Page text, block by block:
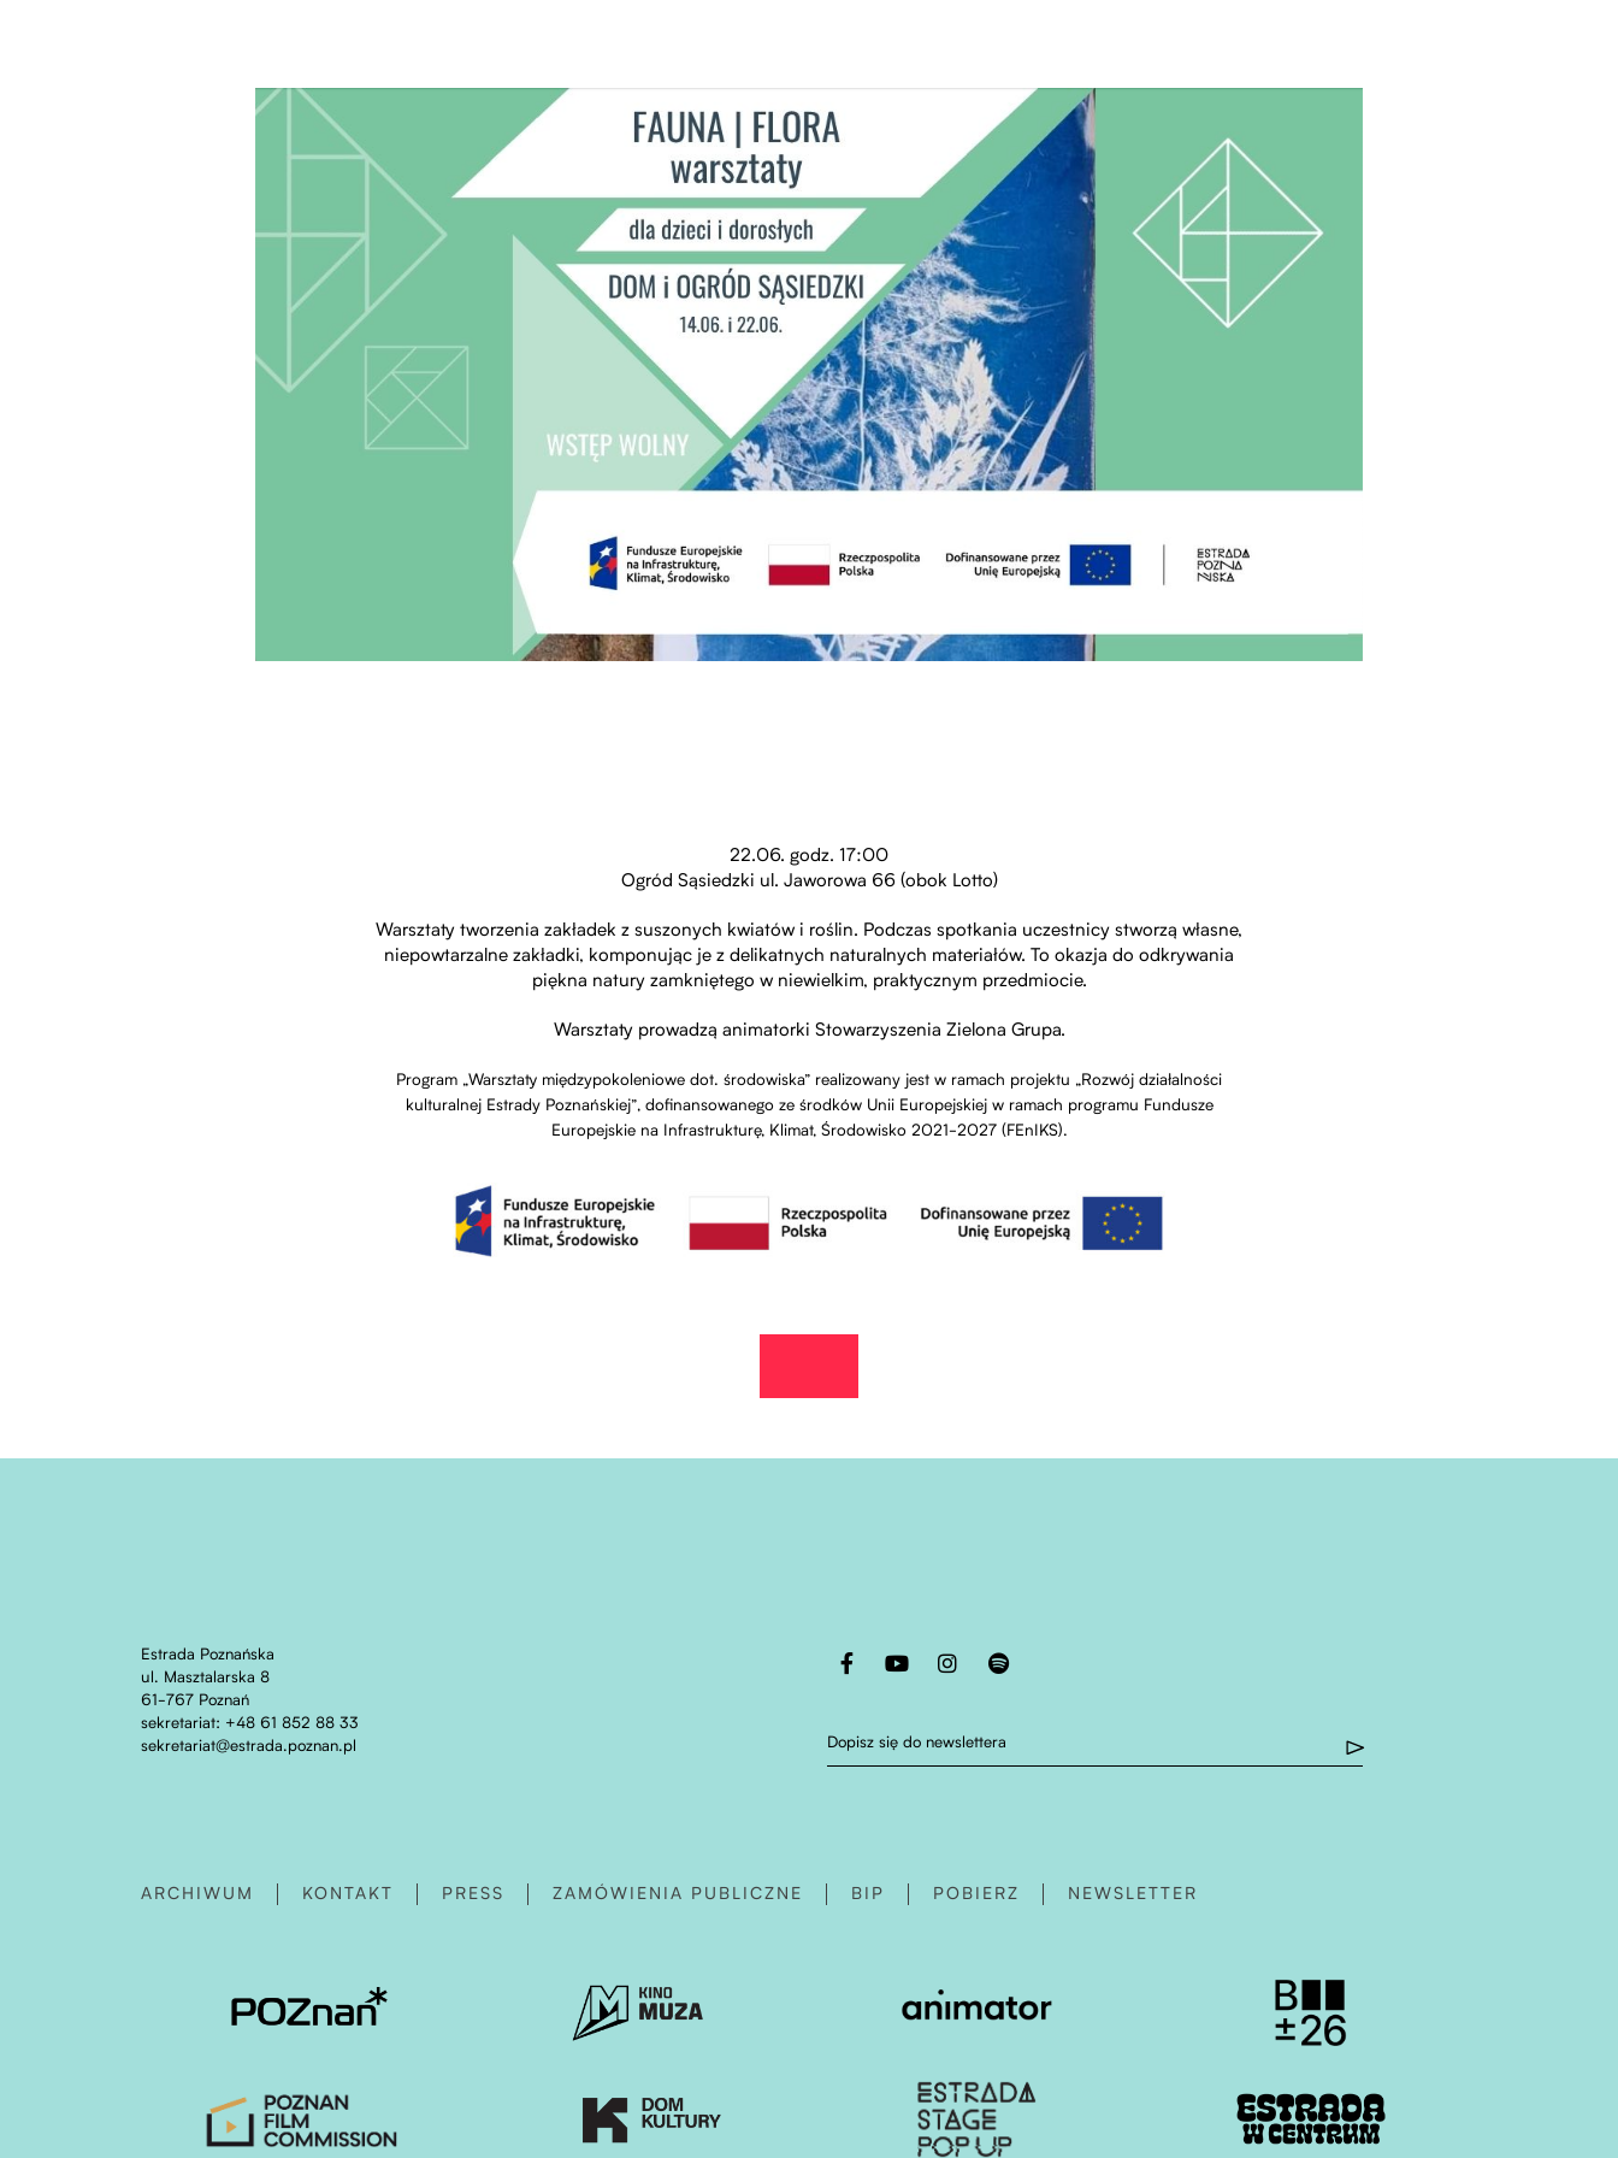
22.06. godz. 17:00
Ogród Sąsiedzki ul. Jaworowa 66 (obok Lotto)
Warsztaty tworzenia zakładek z suszonych kwiatów i roślin. Podczas spotkania uczestnicy stworzą własne,
niepowtarzalne zakładki, komponując je z delikatnych naturalnych materiałów. To okazja do odkrywania
piękna natury zamkniętego w niewielkim, praktycznym przedmiocie.
Warsztaty prowadzą animatorki Stowarzyszenia Zielona Grupa.
Program „Warsztaty międzypokoleniowe dot. środowiska” realizowany jest w ramach projektu „Rozwój działalności
kulturalnej Estrady Poznańskiej”, dofinansowanego ze środków Unii Europejskiej w ramach programu Fundusze
Europejskie na Infrastrukturę, Klimat, Środowisko 2021-2027 (FEnIKS).
Estrada Poznańska
ul. Masztalarska 8
61-767 Poznań
sekretariat: +48 61 852 88 33
sekretariat@estrada.poznan.pl
Otwiera stronę w nowej karcie
Otwiera stronę w nowej karcie
Otwiera stronę w nowej karcie
Otwiera stronę w nowej karcie
Dopisz się do newslettera
ARCHIWUM KONTAKT PRESS ZAMÓWIENIA PUBLICZNE BIP OTWIERA STRONĘ W NOWEJ KARCIE
POBIERZ NEWSLETTER
Otwiera stronę w nowej karcie Otwiera stronę w nowej karcie Otwiera stronę w nowej karcie Otwiera stronę w nowej karcie
Otwiera stronę w nowej karcie Otwiera stronę w nowej karcie Otwiera stronę w nowej karcie Otwiera stronę w nowej karcie